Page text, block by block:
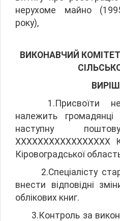
нерухоме майно
року),
ВИКОНАВЧИЙ КОМІТЕТ
1.Присвоїти
належить громадянці
наступну
ХХХХХХХХХХХХХХХХХ
Кіровоградської
2.Спеціалісту
внести відповідні
облікових книг.
3.Контроль за